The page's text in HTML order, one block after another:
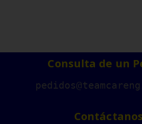
Consulta de un
Contáctanos